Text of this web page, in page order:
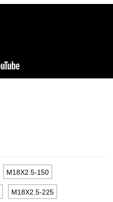
M18X2.5-150
M18X2.5-225